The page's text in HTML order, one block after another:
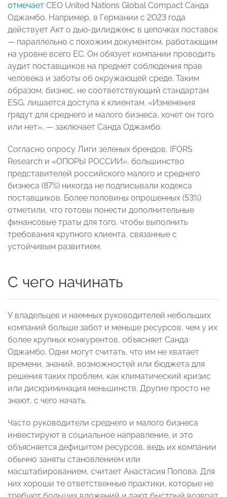
отмечает СЕО United Nations Global Compact Санда
Оджамбо. Например, в Германии с 2023 года
действует Акт о дью-дилидженс в цепочках поставок
— параллельно с похожим документом, работающим
на уровне всего ЕС. Он обязует компании проводить
аудит поставщиков на предмет соблюдения прав
человека и заботы об окружающей среде. Таким
образом, бизнес, не соответствующий стандартам
ESG, лишается доступа к клиентам. «Изменения
грядут для среднего и малого бизнеса, хочет он того
или нет», — заключает Санда Оджамбо.
Согласно опросу Лиги зеленых брендов, IFORS
Research и «ОПОРЫ РОССИИ», большинство
представителей российского малого и среднего
бизнеса (87%) никогда не подписывали кодекса
поставщиков. Более половины опрошенных (53%)
отметили, что готовы понести дополнительные
финансовые траты для того, чтобы выполнить
требования крупного клиента, связанные с
устойчивым развитием.
С чего начинать
У владельцев и наемных руководителей небольших
компаний больше забот и меньше ресурсов, чем у их
более крупных конкурентов, объясняет Санда
Оджамбо. Одни могут считать, что им не хватает
времени, знаний, возможностей или бюджета для
решения таких проблем, как климатический кризис
или дискриминация меньшинств. Другие просто не
знают, с чего начать.
Часто руководители среднего и малого бизнеса
инвестируют в социальное направление, и это
объясняется дефицитом ресурсов, ведь их компании
обычно заняты становлением или
масштабированием, считает Анастасия Попова. Для
них хороши те ответственные практики, которые не